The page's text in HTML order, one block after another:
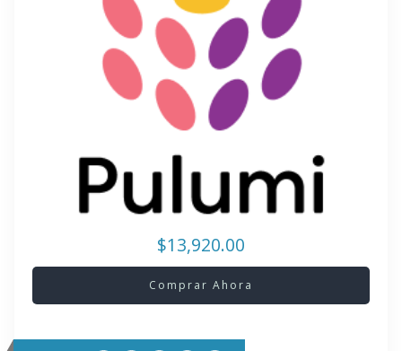
$13,920.00
Comprar Ahora